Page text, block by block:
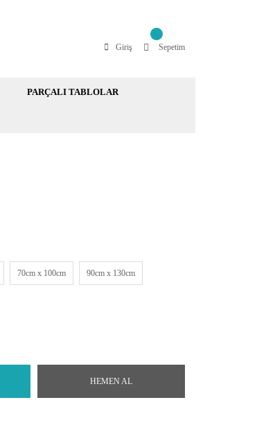
Giriş Sepetim
PARÇALI TABLOLAR
70cm x 100cm 90cm x 130cm
HEMEN AL